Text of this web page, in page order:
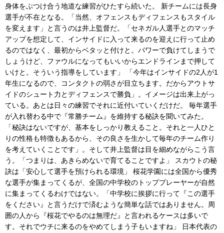
身体をぶつけ合う地道な練習がひたすら続いた。 新チームには長身
選手が不在となる。「当然、オフェンスもディフェンスもスタイル
を変えます」と言うのは井上監督だ。「セネガル人選手とのマッチ
アップを想定して、インサイドに入って来るのを迎えに行って止め
るのではなく、最初からベタッと付けと。パワーで負けてしまうで
しょうけど、ファウルになってもいいからエンドラインまで押して
いけと。そういう指導をしています」 「今年はインサイドの2人が1
年生になるので、コンタクトの弱さが目立ちます。だからアウトサ
イドのシュート力とディフェンスで勝負」。イメージは出来上がっ
ている。あとは日々の練習でそれに近付いていくだけだ。 毎年選手
が入れ替わる中で『常勝チーム』を維持する秘訣を聞いてみた。
「秘訣はないですが、基本をしっかり教えること。それと一人ひと
りの性格も特徴もあるから、その良さを生かして毎年のチーム作り
を考えていくことです」。そして井上監督は目を細めながらこう言
う。「つまりは、あきらめないで育てることですよ」 スカウトの秘
訣は「安心して選手を預けられる環境」 桜花学園には全国から優秀
な選手が集まってくるが、全国の中学校のトッププレーヤーが自然
に集まってくるわけではない。「中学校に挨拶に行って『この選手
をください』と言うだけで済むような簡単な話ではありません。周
囲の人から『桜花でやるのは無理だ』と言われるケースは多いで
す。それでウチに来るのをやめてしまう子もいますね」 日本代表の